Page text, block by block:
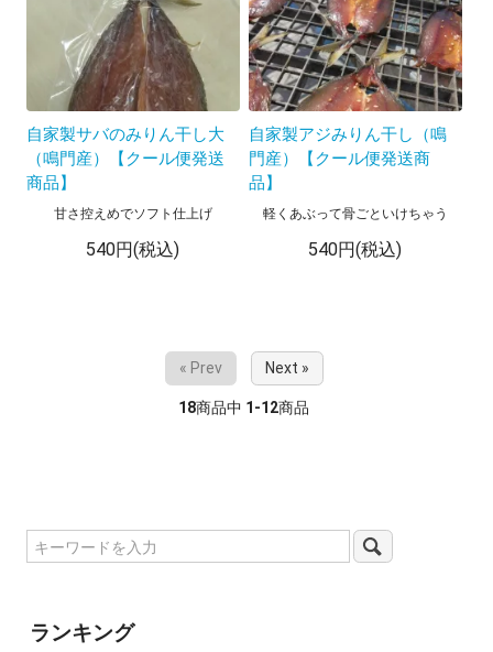
自家製サバのみりん干し大
（鳴門産）【クール便発送
商品】
甘さ控えめでソフト仕上げ
540円(税込)
自家製アジみりん干し（鳴
門産）【クール便発送商
品】
軽くあぶって骨ごといけちゃう
540円(税込)
« Prev Next »
18商品中 1-12商品
ランキング